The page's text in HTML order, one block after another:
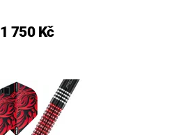
1 750 Kč